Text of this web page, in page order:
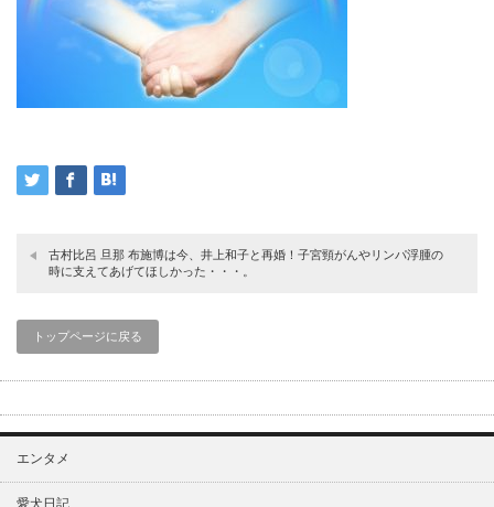
古村比呂 旦那 布施博は今、井上和子と再婚！子宮頸がんやリンパ浮腫の
時に支えてあげてほしかった・・・。
トップページに戻る
エンタメ
愛犬日記